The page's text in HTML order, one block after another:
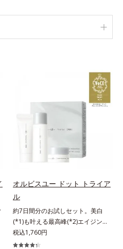
オルビスユー ドット トライア
ル
約7日間分のお試しセット。美白
(*1)も叶える最高峰(*2)エイジング
ケア(*3)。ハリも透明感(*4)も結果
主義。年齢サイン(*5)の因子に着目
税込1,760円